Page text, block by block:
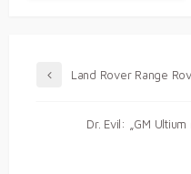
Land Rover Range
Dr. Evil: „GM